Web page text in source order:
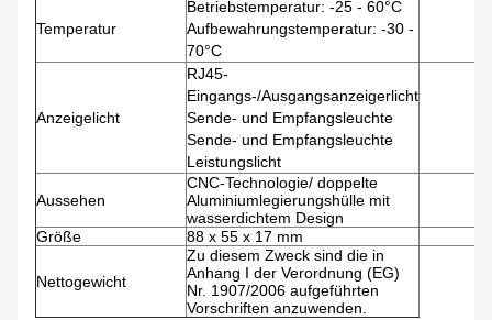
Temperatur
Betriebstemperatur: -25 - 60°C
Aufbewahrungstemperatur: -30 -
70°C
Anzeigelicht
RJ45-
Eingangs-/Ausgangsanzeigerlicht
Sende- und Empfangsleuchte
Sende- und Empfangsleuchte
Leistungslicht
Aussehen
CNC-Technologie/ doppelte
Aluminiumlegierungshülle mit
wasserdichtem Design
Größe
88 x 55 x 17 mm
Nettogewicht
Zu diesem Zweck sind die in
Anhang I der Verordnung (EG)
Nr. 1907/2006 aufgeführten
Vorschriften anzuwenden.